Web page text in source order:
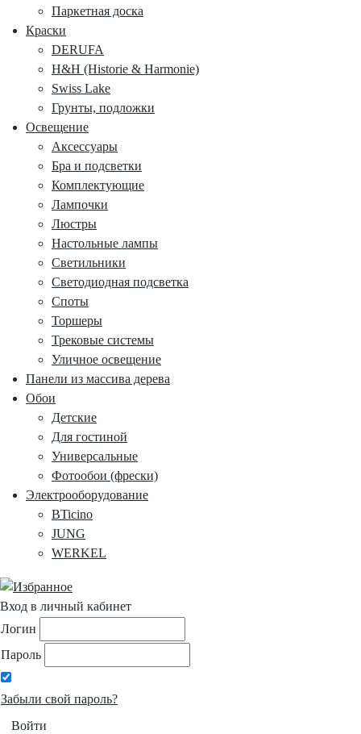
Паркетная доска
Краски
DERUFA
H&H (Historie & Harmonie)
Swiss Lake
Грунты, подложки
Освещение
Аксессуары
Бра и подсветки
Комплектующие
Лампочки
Люстры
Настольные лампы
Светильники
Светодиодная подсветка
Споты
Торшеры
Трековые системы
Уличное освещение
Панели из массива дерева
Обои
Детские
Для гостиной
Универсальные
Фотообои (фрески)
Электрооборудование
BTicino
JUNG
WERKEL
Вход в личный кабинет
Логин
Пароль
Забыли свой пароль?